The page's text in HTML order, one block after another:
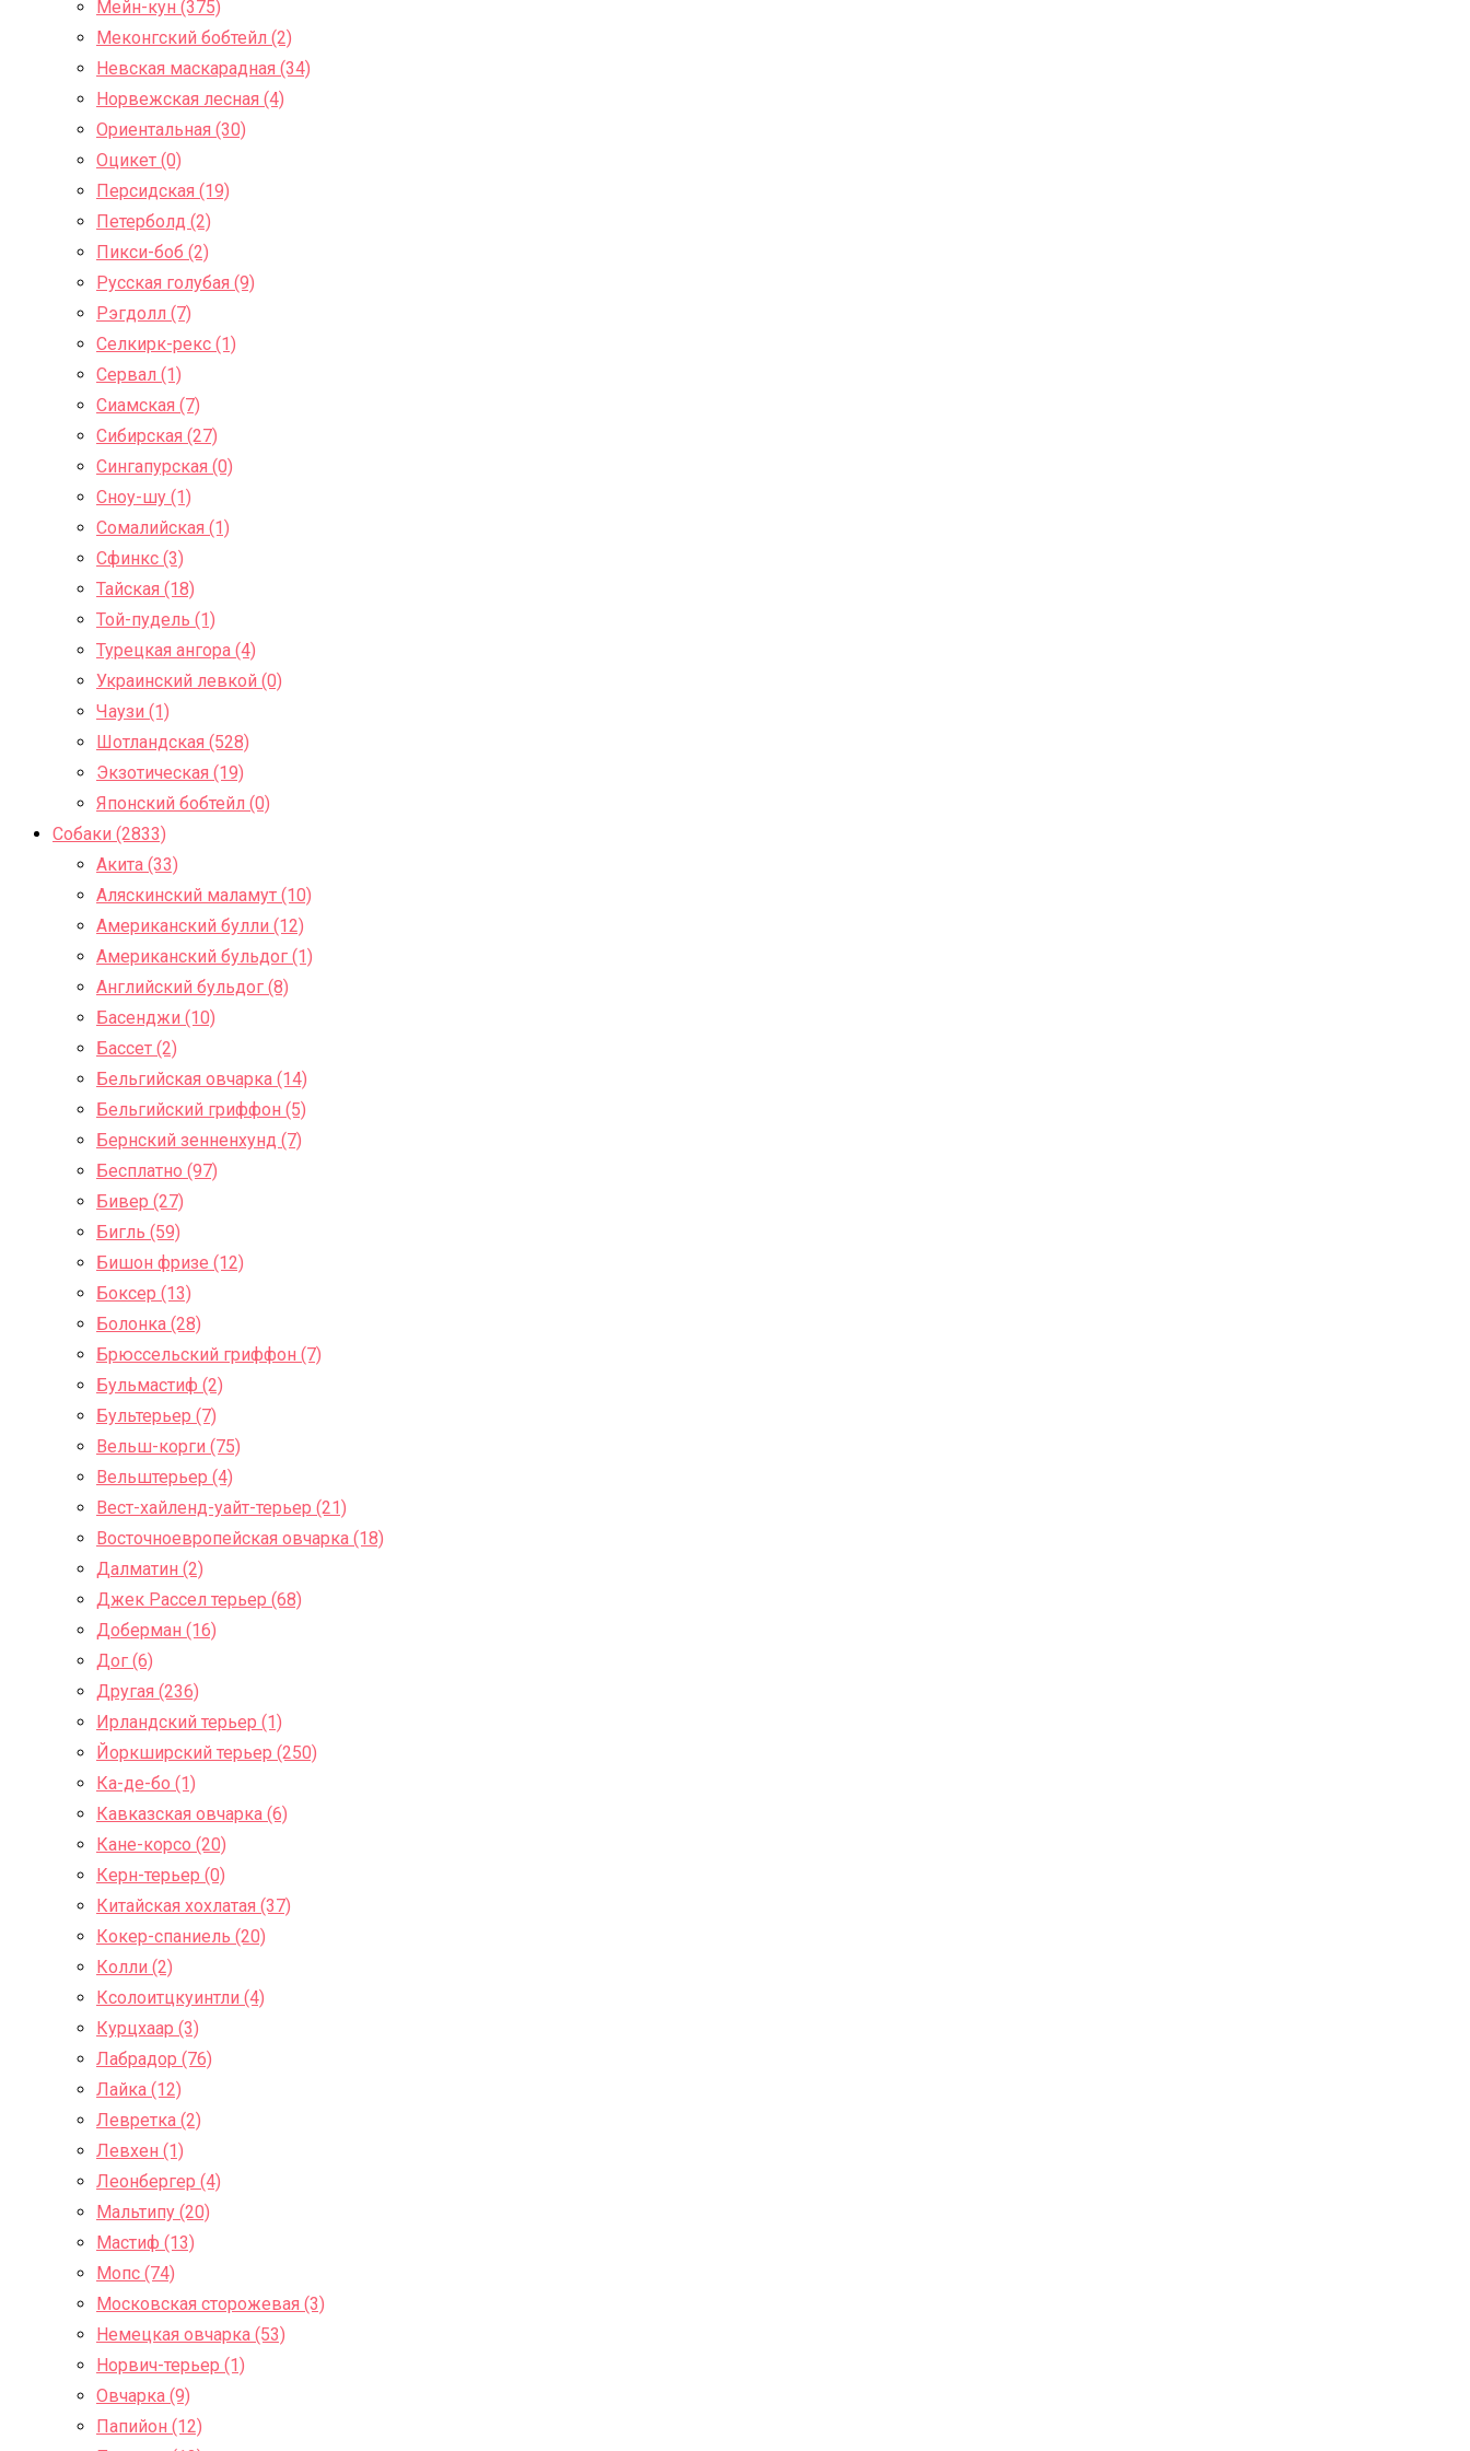
Мейн-кун (375)
Меконгский бобтейл (2)
Невская маскарадная (34)
Норвежская лесная (4)
Ориентальная (30)
Оцикет (0)
Персидская (19)
Петерболд (2)
Пикси-боб (2)
Русская голубая (9)
Рэгдолл (7)
Селкирк-рекс (1)
Сервал (1)
Сиамская (7)
Сибирская (27)
Сингапурская (0)
Сноу-шу (1)
Сомалийская (1)
Сфинкс (3)
Тайская (18)
Той-пудель (1)
Турецкая ангора (4)
Украинский левкой (0)
Чаузи (1)
Шотландская (528)
Экзотическая (19)
Японский бобтейл (0)
Собаки (2833)
Акита (33)
Аляскинский маламут (10)
Американский булли (12)
Американский бульдог (1)
Английский бульдог (8)
Басенджи (10)
Бассет (2)
Бельгийская овчарка (14)
Бельгийский гриффон (5)
Бернский зенненхунд (7)
Бесплатно (97)
Бивер (27)
Бигль (59)
Бишон фризе (12)
Боксер (13)
Болонка (28)
Брюссельский гриффон (7)
Бульмастиф (2)
Бультерьер (7)
Вельш-корги (75)
Вельштерьер (4)
Вест-хайленд-уайт-терьер (21)
Восточноевропейская овчарка (18)
Далматин (2)
Джек Рассел терьер (68)
Доберман (16)
Дог (6)
Другая (236)
Ирландский терьер (1)
Йоркширский терьер (250)
Ка-де-бо (1)
Кавказская овчарка (6)
Кане-корсо (20)
Керн-терьер (0)
Китайская хохлатая (37)
Кокер-спаниель (20)
Колли (2)
Ксолоитцкуинтли (4)
Курцхаар (3)
Лабрадор (76)
Лайка (12)
Левретка (2)
Левхен (1)
Леонбергер (4)
Мальтипу (20)
Мастиф (13)
Мопс (74)
Московская сторожевая (3)
Немецкая овчарка (53)
Норвич-терьер (1)
Овчарка (9)
Папийон (12)